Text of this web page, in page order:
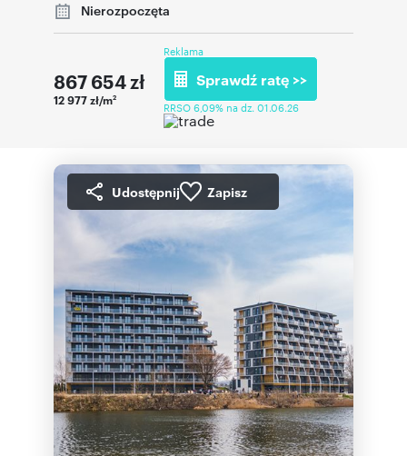
Nierozpoczęta
867 654zł
12 977 zł/m2
Reklama
Sprawdź ratę >>
RRSO 6,09% na dz. 01.06.26
Udostępnij Zapisz